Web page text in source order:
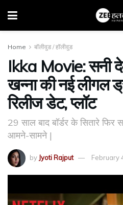
Home बॉलीवुड / हॉलीवुड
Ikka Movie: सनी
खन्ना की नई लीगल
रिलीज डेट, प्लॉट
29 साल बाद बॉर्डर के सितारे फिर
आमने-सामने |
by Jyoti Rajput February